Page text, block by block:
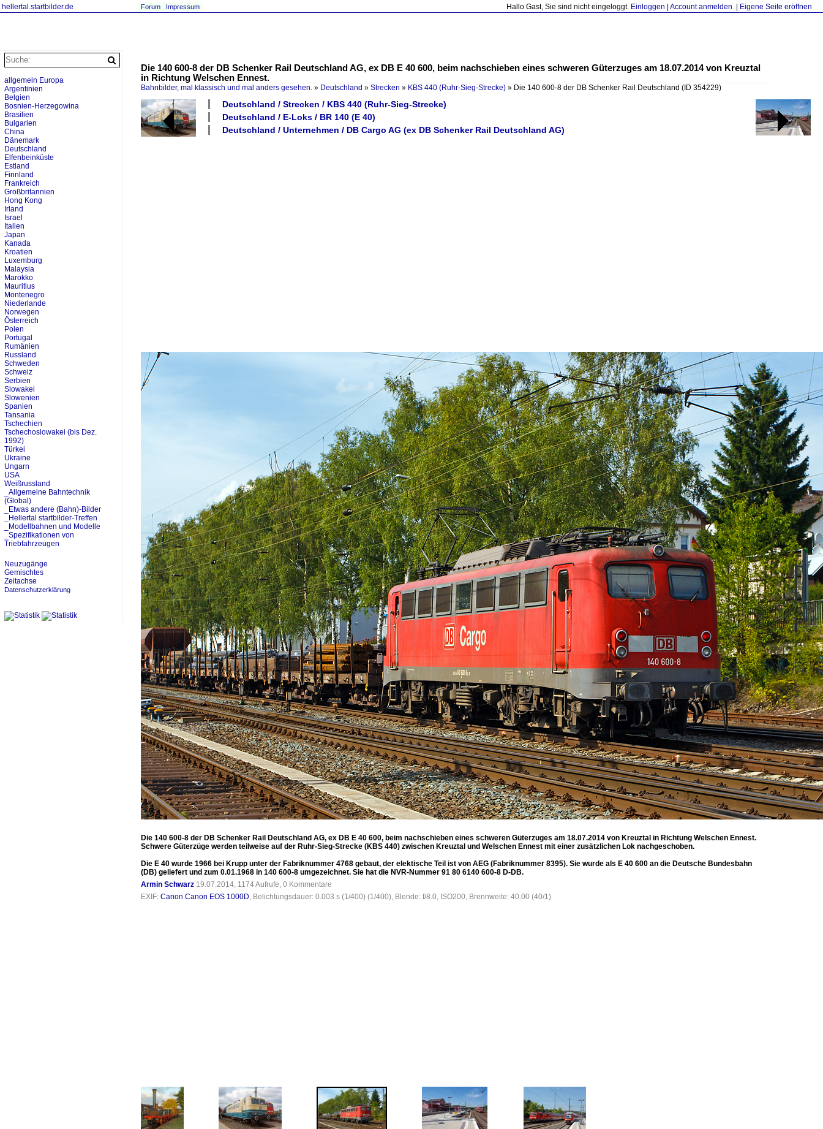
hellertal.startbilder.de Hallo Gast, Sie sind nicht eingeloggt. Einloggen Account anmelden Eigene Seite eröffnen
Forum Impressum
Die 140 600-8 der DB Schenker Rail Deutschland AG, ex DB E 40 600, beim nachschieben eines schweren Güterzuges am 18.07.2014 von Kreuztal
in Richtung Welschen Ennest.
Bahnbilder, mal klassisch und mal anders gesehen. » Deutschland » Strecken » KBS 440 (Ruhr-Sieg-Strecke) » Die 140 600-8 der DB Schenker Rail Deutschland (ID 354229)
Deutschland / Strecken / KBS 440 (Ruhr-Sieg-Strecke)
Deutschland / E-Loks / BR 140 (E 40)
Deutschland / Unternehmen / DB Cargo AG (ex DB Schenker Rail Deutschland AG)
Die 140 600-8 der DB Schenker Rail Deutschland AG, ex DB E 40 600, beim nachschieben eines schweren Güterzuges am 18.07.2014 von Kreuztal in Richtung Welschen Ennest.
Schwere Güterzüge werden teilweise auf der Ruhr-Sieg-Strecke (KBS 440) zwischen Kreuztal und Welschen Ennest mit einer zusätzlichen Lok nachgeschoben.
Die E 40 wurde 1966 bei Krupp unter der Fabriknummer 4768 gebaut, der elektische Teil ist von AEG (Fabriknummer 8395). Sie wurde als E 40 600 an die Deutsche Bundesbahn
(DB) geliefert und zum 0.01.1968 in 140 600-8 umgezeichnet. Sie hat die NVR-Nummer 91 80 6140 600-8 D-DB.
Armin Schwarz 19.07.2014, 1174 Aufrufe, 0 Kommentare
EXIF: Canon Canon EOS 1000D, Belichtungsdauer: 0.003 s (1/400) (1/400), Blende: f/8.0, ISO200, Brennweite: 40.00 (40/1)
allgemein Europa
Argentinien
Belgien
Bosnien-Herzegowina
Brasilien
Bulgarien
China
Dänemark
Deutschland
Elfenbeinküste
Estland
Finnland
Frankreich
Großbritannien
Hong Kong
Irland
Israel
Italien
Japan
Kanada
Kroatien
Luxemburg
Malaysia
Marokko
Mauritius
Montenegro
Niederlande
Norwegen
Österreich
Polen
Portugal
Rumänien
Russland
Schweden
Schweiz
Serbien
Slowakei
Slowenien
Spanien
Tansania
Tschechien
Tschechoslowakei (bis Dez.
1992)
Türkei
Ukraine
Ungarn
USA
Weißrussland
_Allgemeine Bahntechnik
(Global)
_Etwas andere (Bahn)-Bilder
_Hellertal startbilder-Treffen
_Modellbahnen und Modelle
_Spezifikationen von
Triebfahrzeugen
Neuzugänge
Gemischtes
Zeitachse
Datenschutzerklärung